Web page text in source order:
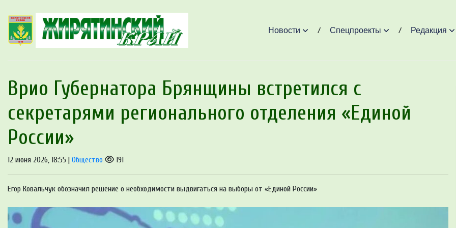
Новости Спецпроекты Редакция
Врио Губернатора Брянщины встретился с
секретарями регионального отделения «Единой
России»
12 июня 2026, 18:55 | Общество 191
Егор Ковальчук обозначил решение о необходимости выдвигаться на выборы от «Единой России»